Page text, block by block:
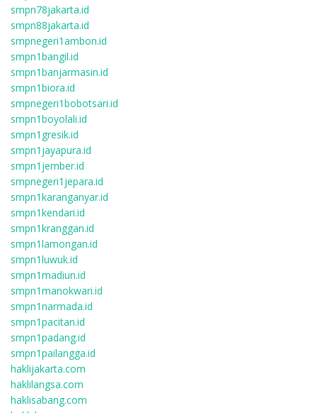
smpn78jakarta.id
smpn88jakarta.id
smpnegeri1ambon.id
smpn1bangil.id
smpn1banjarmasin.id
smpn1biora.id
smpnegeri1bobotsari.id
smpn1boyolali.id
smpn1gresik.id
smpn1jayapura.id
smpn1jember.id
smpnegeri1jepara.id
smpn1karanganyar.id
smpn1kendari.id
smpn1kranggan.id
smpn1lamongan.id
smpn1luwuk.id
smpn1madiun.id
smpn1manokwari.id
smpn1narmada.id
smpn1pacitan.id
smpn1padang.id
smpn1pailangga.id
haklijakarta.com
haklilangsa.com
haklisabang.com